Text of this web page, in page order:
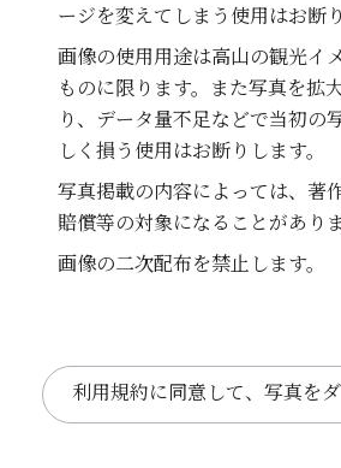
ージを変えてしまう使用はお断
画像の使用用途は高山の観光イ
ものに限ります。また写真を拡
り、データ量不足などで当初の
しく損う使用はお断りします。
写真掲載の内容によっては、著
賠償等の対象になることがありま
画像の二次配布を禁止します。
利用規約に同意して、写真を